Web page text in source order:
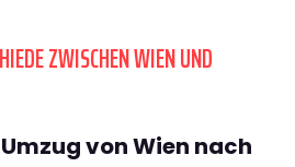
ZWISCHEN WIEN UND
Umzug von Wien nach